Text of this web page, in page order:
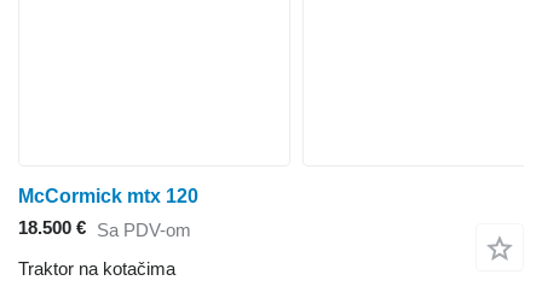
McCormick mtx 120
18.500 € Sa PDV-om
Traktor na kotačima